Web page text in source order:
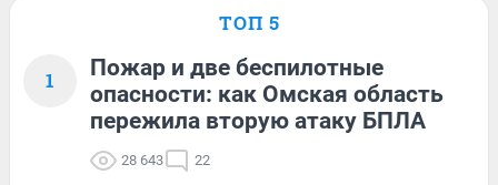
ТОП 5
1
Пожар и две беспилотные
опасности: как Омская область
пережила вторую атаку БПЛА
28 643 22